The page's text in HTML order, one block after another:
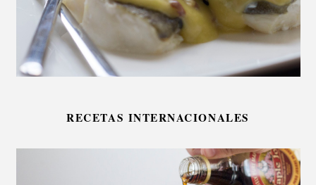
RECETAS INTERNACIONALES